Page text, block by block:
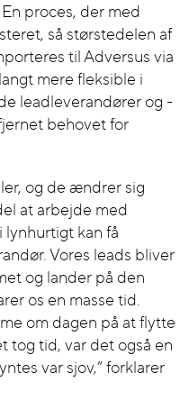
proces, der med
så størstedelen af
til Adversus via
mere fleksible i
leadleverandører og -
behovet for
og de ændrer sig
at arbejde med
lynhurtigt kan få
Vores leads bliver
og lander på den
os en masse tid.
om dagen på at flytte
tog tid, var det også en
var sjov,” forklarer